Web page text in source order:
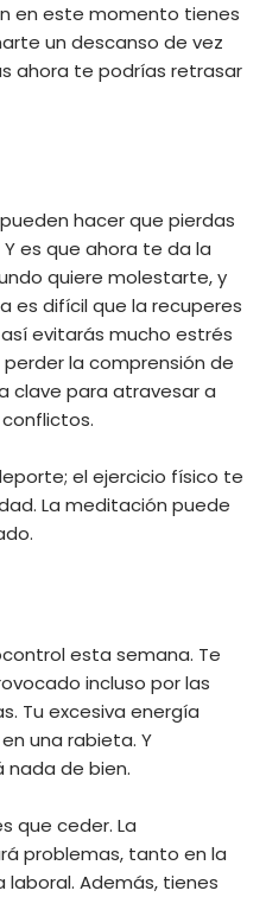
en este momento tienes
un descanso de vez
ahora te podrías retrasar
hacer que pierdas
es que ahora te da la
quiere molestarte, y
es difícil que la recuperes
evitarás mucho estrés
la comprensión de
clave para atravesar a
el ejercicio físico te
La meditación puede
esta semana. Te
incluso por las
Tu excesiva energía
una rabieta. Y
de bien.
que ceder. La
problemas, tanto en la
laboral. Además, tienes